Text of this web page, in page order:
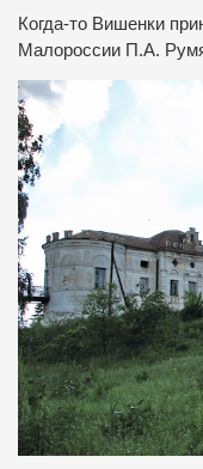
Когда-то Вишенки
Малороссии П.А.